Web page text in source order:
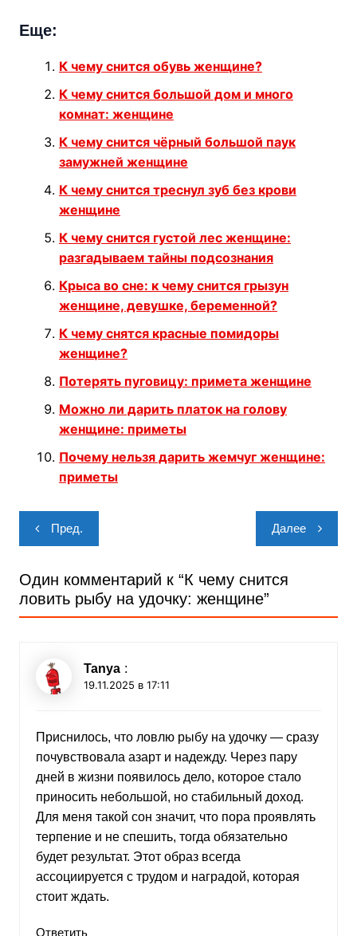
Еще:
К чему снится обувь женщине?
К чему снится большой дом и много
комнат: женщине
К чему снится чёрный большой паук
замужней женщине
К чему снится треснул зуб без крови
женщине
К чему снится густой лес женщине:
разгадываем тайны подсознания
Крыса во сне: к чему снится грызун
женщине, девушке, беременной?
К чему снятся красные помидоры
женщине?
Потерять пуговицу: примета женщине
Можно ли дарить платок на голову
женщине: приметы
Почему нельзя дарить жемчуг женщине:
приметы
Навигация
по
записям
Пред. Далее
Один комментарий к “К чему снится
ловить рыбу на удочку: женщине”
Tanya :
19.11.2025 в 17:11
Приснилось, что ловлю рыбу на удочку — сразу
почувствовала азарт и надежду. Через пару
дней в жизни появилось дело, которое стало
приносить небольшой, но стабильный доход.
Для меня такой сон значит, что пора проявлять
терпение и не спешить, тогда обязательно
будет результат. Этот образ всегда
ассоциируется с трудом и наградой, которая
стоит ждать.
Ответить